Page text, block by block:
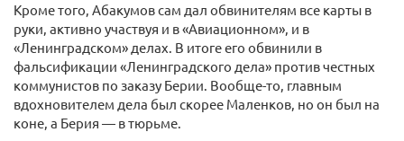
Кроме того, Абакумов сам дал обвинителям все карты в
руки, активно участвуя и в «Авиационном», и в
«Ленинградском» делах. В итоге его обвинили в
фальсификации «Ленинградского дела» против честных
коммунистов по заказу Берии. Вообще-то, главным
вдохновителем дела был скорее Маленков, но он был на
коне, а Берия — в тюрьме.